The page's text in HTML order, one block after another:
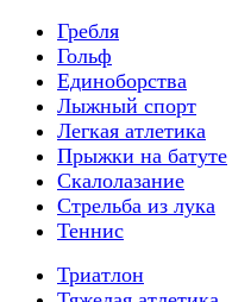
Гребля
Гольф
Единоборства
Лыжный спорт
Легкая атлетика
Прыжки на батуте
Скалолазание
Стрельба из лука
Теннис
Триатлон